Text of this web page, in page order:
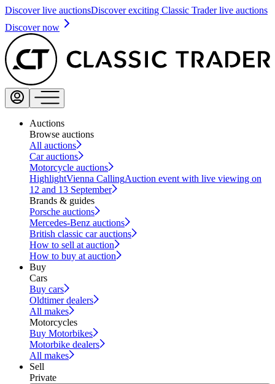
Discover live auctionsDiscover exciting Classic Trader live auctions
Discover now
Auctions
Browse auctions
All auctions
Car auctions
Motorcycle auctions
HighlightVienna CallingAuction event with live viewing on
12 and 13 September
Brands & guides
Porsche auctions
Mercedes-Benz auctions
British classic car auctions
How to sell at auction
How to buy at auction
Buy
Cars
Buy cars
Oldtimer dealers
All makes
Motorcycles
Buy Motorbikes
Motorbike dealers
All makes
Sell
Private